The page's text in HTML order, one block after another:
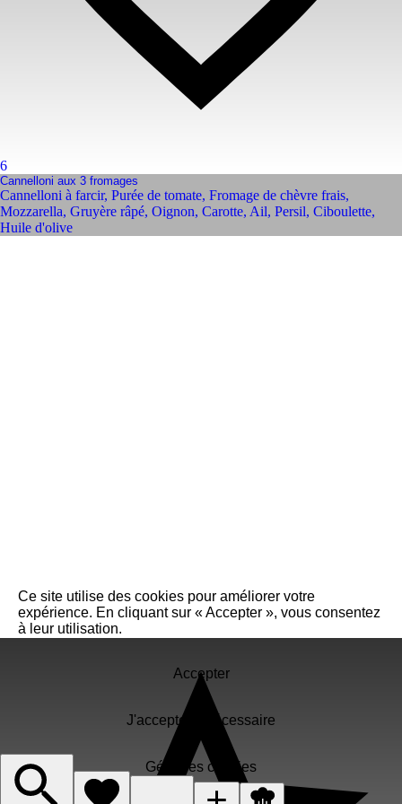
6
Cannelloni aux 3 fromages
Cannelloni à farcir, Purée de tomate, Fromage de chèvre frais,
Mozzarella, Gruyère râpé, Oignon, Carotte, Ail, Persil, Ciboulette,
Huile d'olive
Ce site utilise des cookies pour améliorer votre
expérience. En cliquant sur « Accepter », vous consentez
à leur utilisation.
Accepter
J'accepte le nécessaire
Gérer les cookies